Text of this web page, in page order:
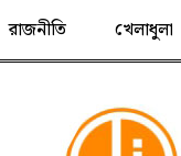
রাজনীতি খেলাধুলা